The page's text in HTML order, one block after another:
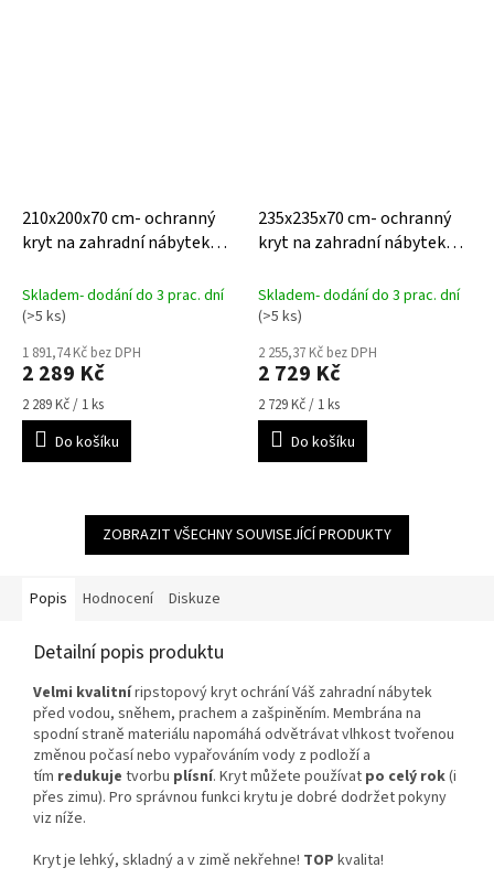
210x200x70 cm- ochranný
kryt na zahradní nábytek
Skladem- dodání do 3 prac. dní
(>5 ks)
1 891,74 Kč bez DPH
2 289 Kč
Měrná
cena:
2 289 Kč / 1 ks
Do košíku
235x235x70 cm- ochranný
kryt na zahradní nábytek
Skladem- dodání do 3 prac. dní
(>5 ks)
2 255,37 Kč bez DPH
2 729 Kč
Měrná
cena:
2 729 Kč / 1 ks
Do košíku
ZOBRAZIT VŠECHNY SOUVISEJÍCÍ PRODUKTY
Popis Hodnocení Diskuze
Detailní popis produktu
Velmi kvalitníripstopový kryt ochrání Váš zahradní nábytek
před vodou, sněhem, prachem a zašpiněním. Membrána na
spodní straně materiálu napomáhá odvětrávat vlhkost tvořenou
změnou počasí nebo vypařováním vody z podloží a
tím redukuje tvorbu plísní. Kryt můžete používat po celý rok(i
přes zimu). Pro správnou funkci krytu je dobré dodržet pokyny
viz níže.
Kryt je lehký, skladný a v zimě nekřehne! TOP kvalita!